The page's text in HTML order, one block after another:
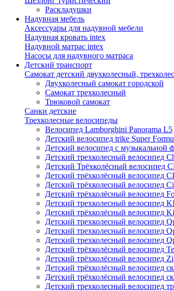
Раскладушки
Надувная мебель
Аксессуары для надувной мебели
Надувная кровать intex
Надувной матрас intex
Насосы для надувного матраса
Детский транспорт
Самокат детский двухколесный,
Двухколесный самокат городской
Самокат трехколесный
Трюковой самокат
Санки детские
Трехколесные велосипеды
Велосипед Lamborghini Panorama L5
Детский велосипед trike Super
Детский велосипед с музыкальной
Детский трехколесный велосипед
Детский Трёхколёсный велосипед
Детский трёхколёсный велосипед
Детский трёхколесный велосипед
Детский трёхколёсный велосипед
Детский трехколесный велосипед
Детский трёхколёсный велосипед
Детский трехколесный велосипед
Детский трехколесный велосипед
Детский трехколесный велосипед
Детский трёхколёсный велосипед
Детский трёхколёсный велосипед
Детский трёхколёсный велосипед
Детский трёхколёсный велосипед
Детский трехколесный велосипед